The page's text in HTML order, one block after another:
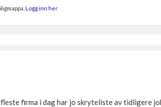
Logg inn her
firma i dag har jo skryteliste av tidligere